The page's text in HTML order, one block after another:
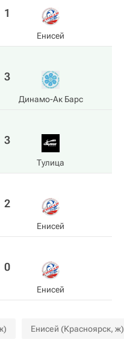
1
Енисей
3
Динамо-Ак Барс
3
Тулица
2
Енисей
0
Енисей
Енисей (Красноярск, ж)